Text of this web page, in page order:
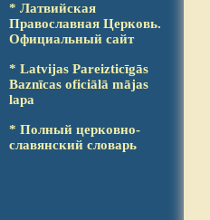
* Латвийская
Православ­ная Церковь.
Офици­аль­ный сайт
* Latvijas Pareizticīgās
Baz­nī­cas oficiālā mājas
lapa
* Полный церковно-
сла­вянс­кий словарь